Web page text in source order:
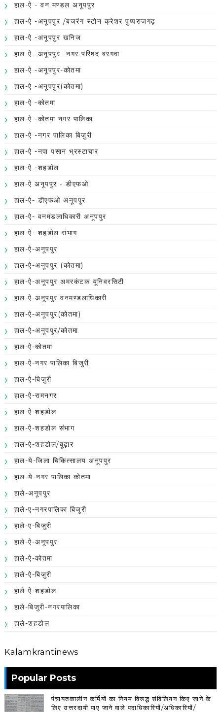
हाल-ऐ - वन मण्डल अनूपपुर
हाल-ऐ -अनूपपुर /बजरंग स्टोन क्रेशर पुष्पराजगढ़
हाल-ऐ -अनूपपुर खनिज
हाल-ऐ -अनूपपुर- नगर परिषद बरगवा
हाल-ऐ -अनूपपुर-कोतमा
हाल-ऐ -अनूपपुर(कोतमा)
हाल-ऐ -कोतमा
हाल-ऐ -कोतमा नगर पालिका
हाल-ऐ -नगर पालिका बिजुरी
हाल-ऐ -नपा पसान भ्रस्टाचार
हाल-ऐ -शहडोल
हाल-ऐ अनूपपुर - डीएफओ
हाल-ऐ- डीएफओ अनूपपुर
हाल-ऐ- वनमंडलाधिकारी अनूपपुर
हाल-ऐ- शहडोल संभाग
हाल-ऐ-अनूपपुर
हाल-ऐ-अनूपपुर (कोतमा)
हाल-ऐ-अनूपपुर अमरकंटक यूनिवरसिटी
हाल-ऐ-अनूपपुर वनमण्डलाधिकारी
हाल-ऐ-अनूपपुर(कोतमा)
हाल-ऐ-अनूपपुर/कोतमा
हाल-ऐ-कोतमा
हाल-ऐ-नगर पालिका बिजुरी
हाल-ऐ-बिजुरी
हाल-ऐ-रामनगर
हाल-ऐ-शहडोल
हाल-ऐ-शहडोल संभाग
हाल-ऐ-शहडोल/बूढ़ार
हाल-ये-जिला चिकित्सालय अनूपपुर
हाल-ये-नगर पालिका कोतमा
हाले-अनूपपुर
हाले-ए-नगरपालिका बिजुरी
हाले-ए-बिजुरी
हाले-ऐ-अनूपपुर
हाले-ऐ-कोतमा
हाले-ऐ-बिजुरी
हाले-ऐ-शहडोल
हाले-बिजुरी-नगरपालिका
हाले-शहडोल
Kalamkrantinews
Popular Posts
पंचायतकालीन कर्मियों का नियम विरूद्ध संविलियन किए जाने के
लिए उत्तरदायी पाए जाने वाले पदाधिकारियों/अधिकारियों/